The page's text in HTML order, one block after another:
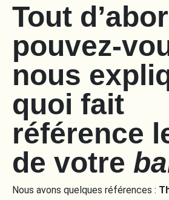
Tout
pouvez-
nous
quoi fait
référence
de votre
Nous avons quelques références :